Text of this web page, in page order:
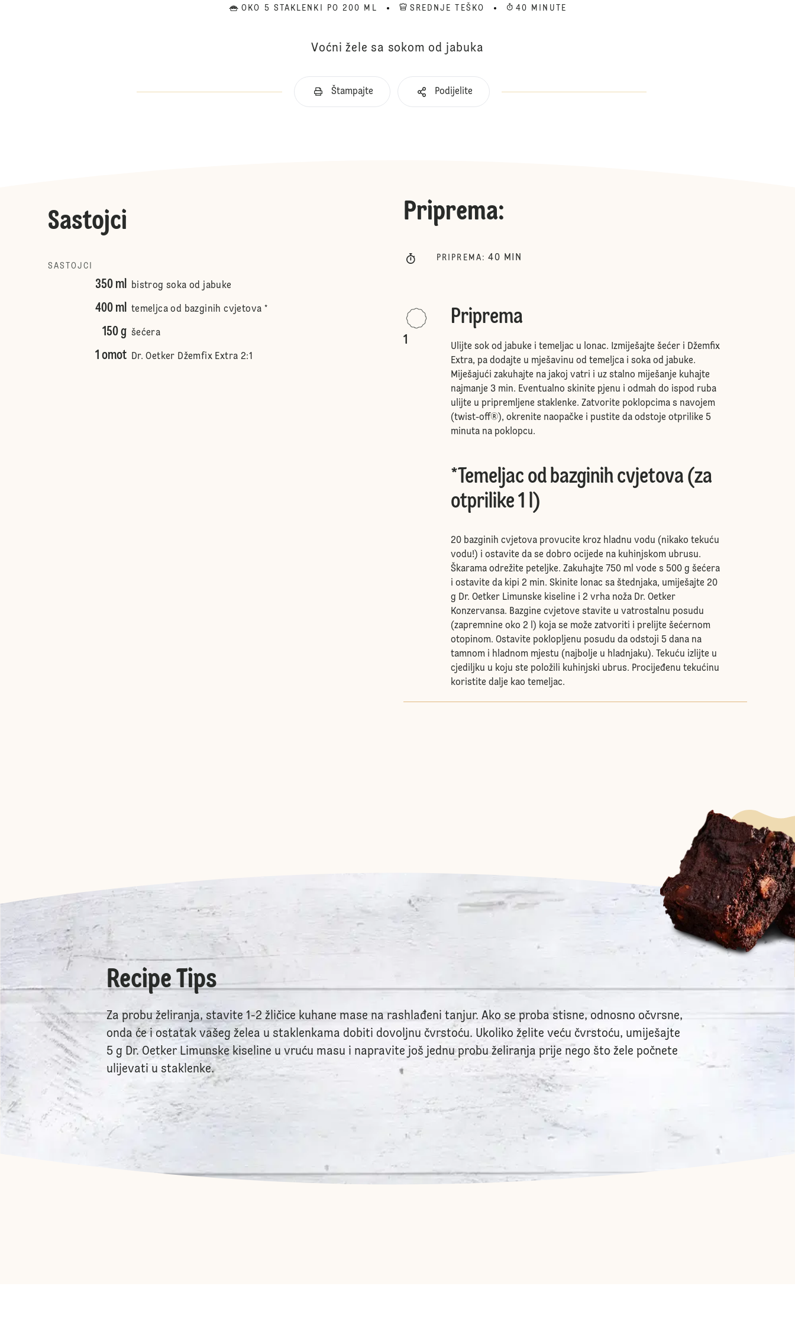
OKO 5 STAKLENKI PO 200 ML SREDNJE TEŠKO 40 MINUTE
Voćni žele sa sokom od jabuka
Štampajte Podijelite
Sastojci
SASTOJCI
350 ml bistrog soka od jabuke
400 ml temeljca od bazginih cvjetova *
150 g šećera
1 omot Dr. Oetker Džemfix Extra 2:1
Priprema:
PRIPREMA : 40 MIN
1
Priprema
Ulijte sok od jabuke i temeljac u lonac. Izmiješajte šećer i Džemfix
Extra, pa dodajte u mješavinu od temeljca i soka od jabuke.
Miješajući zakuhajte na jakoj vatri i uz stalno miješanje kuhajte
najmanje 3 min. Eventualno skinite pjenu i odmah do ispod ruba
ulijte u pripremljene staklenke. Zatvorite poklopcima s navojem
(twist-off®), okrenite naopačke i pustite da odstoje otprilike 5
minuta na poklopcu.
*Temeljac od bazginih cvjetova (za
otprilike 1 l)
20 bazginih cvjetova provucite kroz hladnu vodu (nikako tekuću
vodu!) i ostavite da se dobro ocijede na kuhinjskom ubrusu.
Škarama odrežite peteljke. Zakuhajte 750 ml vode s 500 g šećera
i ostavite da kipi 2 min. Skinite lonac sa štednjaka, umiješajte 20
g Dr. Oetker Limunske kiseline i 2 vrha noža Dr. Oetker
Konzervansa. Bazgine cvjetove stavite u vatrostalnu posudu
(zapremnine oko 2 l) koja se može zatvoriti i prelijte šećernom
otopinom. Ostavite poklopljenu posudu da odstoji 5 dana na
tamnom i hladnom mjestu (najbolje u hladnjaku). Tekuću izlijte u
cjediljku u koju ste položili kuhinjski ubrus. Procijeđenu tekućinu
koristite dalje kao temeljac.
Recipe Tips
Za probu želiranja, stavite 1-2 žličice kuhane mase na rashlađeni tanjur. Ako se proba stisne, odnosno očvrsne,
onda će i ostatak vašeg želea u staklenkama dobiti dovoljnu čvrstoću. Ukoliko želite veću čvrstoću, umiješajte
5 g Dr. Oetker Limunske kiseline u vruću masu i napravite još jednu probu želiranja prije nego što žele počnete
ulijevati u staklenke.